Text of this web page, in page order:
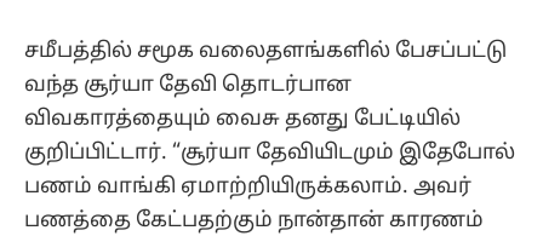
சமீபத்தில் சமூக வலைதளங்களில் பேசப்பட்டு
வந்த சூர்யா தேவி தொடர்பான
விவகாரத்தையும் வைசு தனது பேட்டியில்
குறிப்பிட்டார். “சூர்யா தேவியிடமும் இதேபோல்
பணம் வாங்கி ஏமாற்றியிருக்கலாம். அவர்
பணத்தை கேட்பதற்கும் நான்தான் காரணம்